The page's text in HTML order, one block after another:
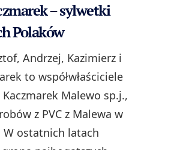
– sylwetki
Polaków
Andrzej, Kazimierz i
to współwłaściciele
Malewo sp.j.,
z PVC z Malewa w
ostatnich latach